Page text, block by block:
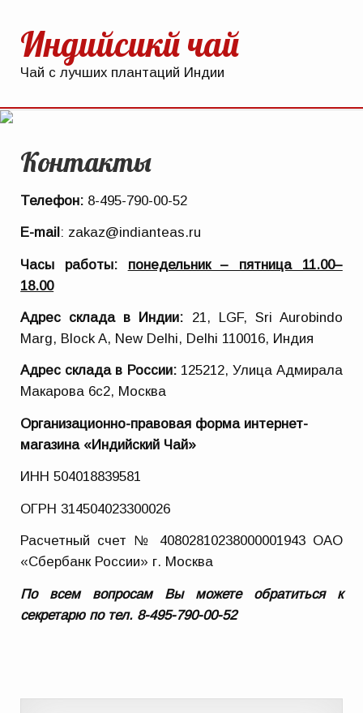
Индийсикй чай
Чай с лучших плантаций Индии
Контакты
Телефон: 8-495-790-00-52
E-mail: zakaz@indianteas.ru
Часы работы: понедельник – пятница 11.00–
18.00
Адрес склада в Индии: 21, LGF, Sri Aurobindo
Marg, Block A, New Delhi, Delhi 110016, Индия
Адрес склада в России: 125212, Улица Адмирала
Макарова 6с2, Москва
Организационно-правовая форма интернет-
магазина «Индийский Чай»
ИНН 504018839581
ОГРН 314504023300026
Расчетный счет № 40802810238000001943 ОАО
«Сбербанк России» г. Москва
По всем вопросам Вы можете обратиться к
секретарю по тел. 8-495-790-00-52